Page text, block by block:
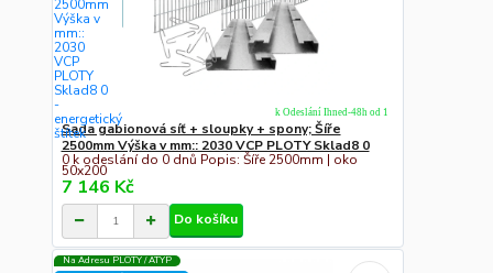
Sada gabionová síť + sloupky + spony; Šíře
2500mm Výška v mm:: 2030 VCP PLOTY Sklad8 0
0 k odeslání do 0 dnů Popis: Šíře 2500mm | oko
50x200
7 146 Kč
k Odeslání Ihned-48h od 1
Do košíku
Na Adresu PLOTY / ATYP